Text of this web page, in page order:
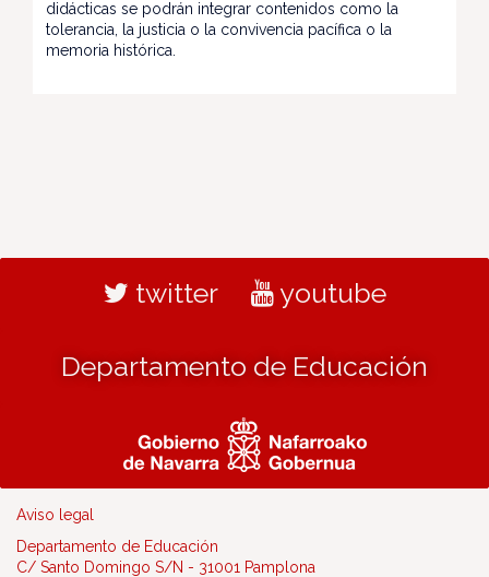
didácticas se podrán integrar contenidos como la
tolerancia, la justicia o la convivencia pacífica o la
memoria histórica.
twitter youtube
Departamento de Educación
Aviso legal
Departamento de Educación
C/ Santo Domingo S/N - 31001 Pamplona